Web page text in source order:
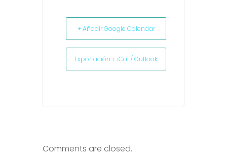
+ Añadir Google Calendar
Exportación + iCal / Outlook
Comments are closed.